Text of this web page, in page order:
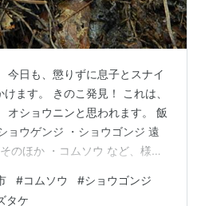
今日も、懲りずに息子とスナイ
ます。 きのこ発見！ これは、
オショウニンと思われます。 飯
ョウゲンジ ・ショウゴンジ 遠
のほか ・コムソウ など、様々
聖光小屋で焼肉を食べた
#コムソウ #ショウゴンジ
タケ